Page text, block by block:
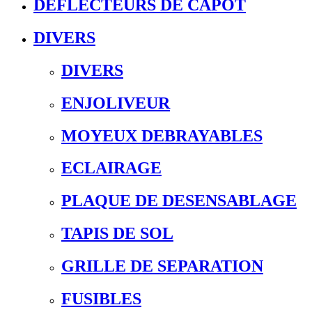
DEFLECTEURS DE CAPOT
DIVERS
DIVERS
ENJOLIVEUR
MOYEUX DEBRAYABLES
ECLAIRAGE
PLAQUE DE DESENSABLAGE
TAPIS DE SOL
GRILLE DE SEPARATION
FUSIBLES